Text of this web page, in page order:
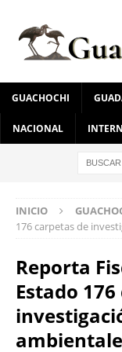
GUACHOCHI
NACIONAL
INICIO
176 carpetas de
Reporta
Estado